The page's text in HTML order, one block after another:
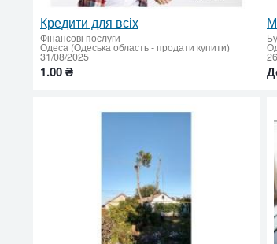
Кредити для всіх
Фінансові послуги -
Одеса (Одеська область - продати купити)
31/08/2025
1.00 ₴